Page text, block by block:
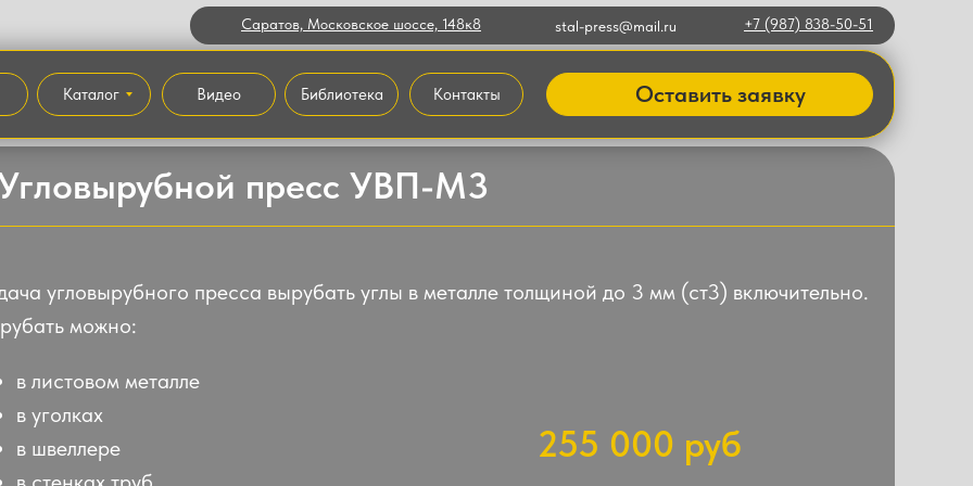
+7 (987) 838-50-51
Оставить заявку
Саратов, Московское шоссе, 148к8
Каталог Видео Библиотека Контакты
stal-press@mail.ru
пресс УВП-М3
угловырубного пресса вырубать углы в металле толщиной до 3 мм (ст3) включительно.
можно:
в листовом металле
в уголках
в швеллере
255 000 руб